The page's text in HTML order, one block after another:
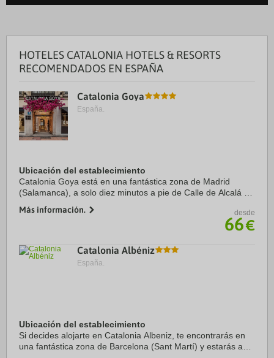
HOTELES CATALONIA HOTELS & RESORTS
RECOMENDADOS EN ESPAÑA
Catalonia Goya
España.
Ubicación del establecimiento
Catalonia Goya está en una fantástica zona de Madrid
(Salamanca), a solo diez minutos a pie de Calle de Alcalá y
1 km de WiZink Center y a 1,1 km ...
Más información. desde
66€
Catalonia Albéniz
España.
Ubicación del establecimiento
Si decides alojarte en Catalonia Albeniz, te encontrarás en
una fantástica zona de Barcelona (Sant Martí) y estarás a